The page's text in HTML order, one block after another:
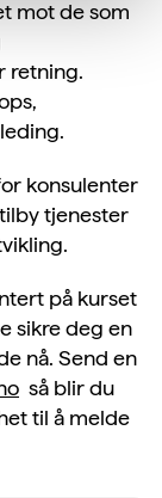
mot de som
retning.
konsulenter
tjenester
på kurset
sikre deg en
nå. Send en
så blir du
til å melde